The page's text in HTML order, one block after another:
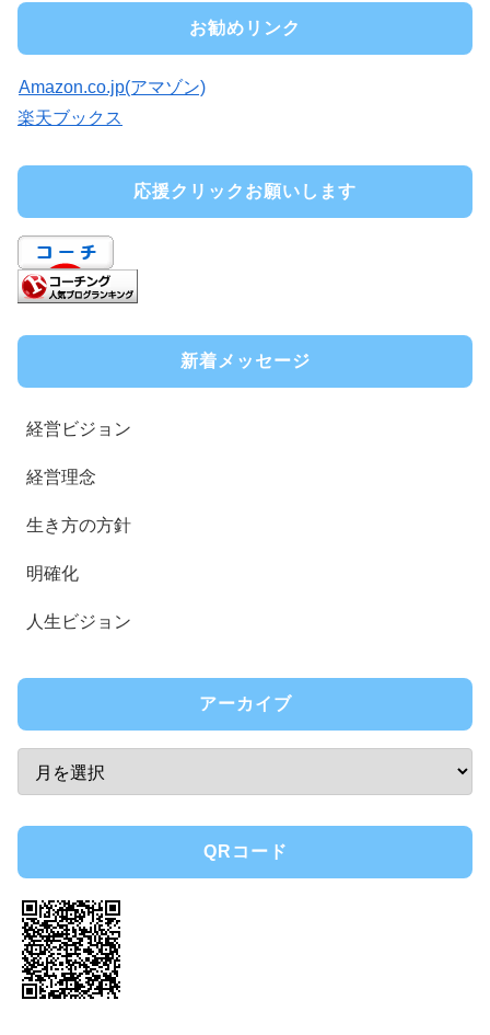
お勧めリンク
Amazon.co.jp(アマゾン)
楽天ブックス
応援クリックお願いします
新着メッセージ
経営ビジョン
経営理念
生き方の方針
明確化
人生ビジョン
アーカイブ
QRコード